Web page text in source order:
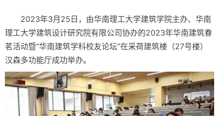
2023年3月25日，由华南理工大学建筑学院主办、华南
理工大学建筑设计研究院有限公司协办的2023年华南建筑春
茗活动暨“华南建筑学科校友论坛”在采荷建筑楼（27号楼）
汉森多功能厅成功举办。